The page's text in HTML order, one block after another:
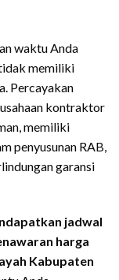
waktu Anda
memiliki
Percayakan
kontraktor
memiliki
penyusunan RAB,
garansi
jadwal
harga
Kabupaten